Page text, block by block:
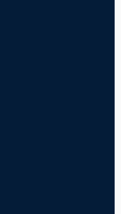
ソースに